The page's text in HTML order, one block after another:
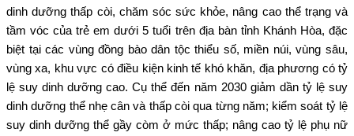
dinh dưỡng thấp còi, chăm sóc sức khỏe, nâng cao thể trạng và
tầm vóc của trẻ em dưới 5 tuổi trên địa bàn tỉnh Khánh Hòa, đặc
biệt tại các vùng đồng bào dân tộc thiểu số, miền núi, vùng sâu,
vùng xa, khu vực có điều kiện kinh tế khó khăn, địa phương có tỷ
lệ suy dinh dưỡng cao. Cụ thể đến năm 2030 giảm dần tỷ lệ suy
dinh dưỡng thể nhẹ cân và thấp còi qua từng năm; kiểm soát tỷ lệ
suy dinh dưỡng thể gầy còm ở mức thấp; nâng cao tỷ lệ phụ nữ